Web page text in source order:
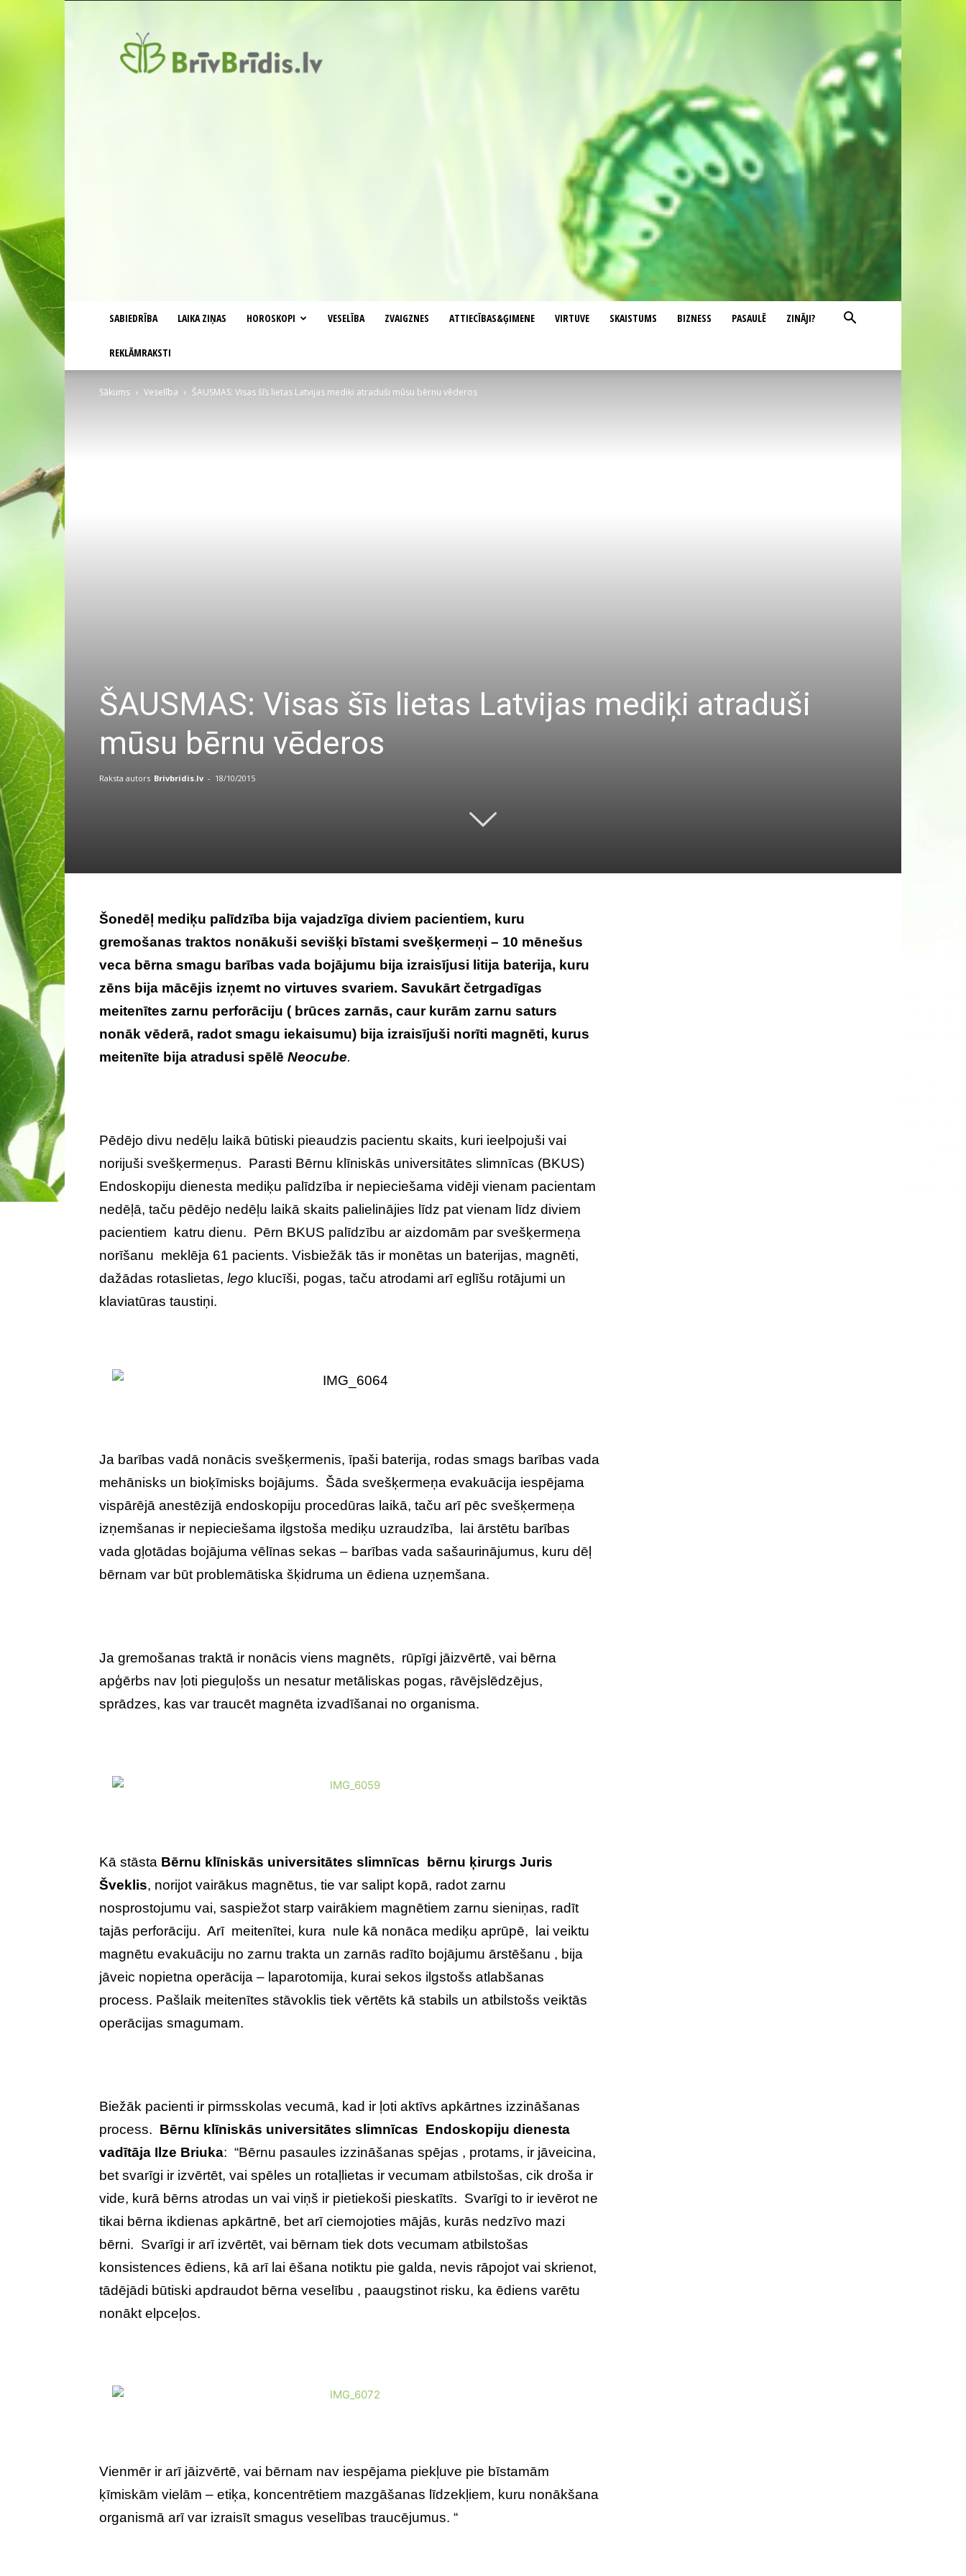
SABIEDRĪBA LAIKA ZIŅAS HOROSKOPI VESELĪBA ZVAIGZNES ATTIECĪBAS&ĢIMENE VIRTUVE SKAISTUMS BIZNESS PASAULĒ ZINĀJI?
REKLĀMRAKSTI
Sākums Veselība ŠAUSMAS: Visas šīs lietas Latvijas mediķi atraduši mūsu bērnu vēderos
ŠAUSMAS: Visas šīs lietas Latvijas mediķi atraduši
mūsu bērnu vēderos
Raksta autors Brivbridis.lv - 18/10/2015
Šonedēļ mediķu palīdzība bija vajadzīga diviem pacientiem, kuru
gremošanas traktos nonākuši sevišķi bīstami svešķermeņi – 10 mēnešus
veca bērna smagu barības vada bojājumu bija izraisījusi litija baterija, kuru
zēns bija mācējis izņemt no virtuves svariem. Savukārt četrgadīgas
meitenītes zarnu perforāciju ( brūces zarnās, caur kurām zarnu saturs
nonāk vēderā, radot smagu iekaisumu) bija izraisījuši norīti magnēti, kurus
meitenīte bija atradusi spēlē Neocube.
Pēdējo divu nedēļu laikā būtiski pieaudzis pacientu skaits, kuri ieelpojuši vai
norijuši svešķermeņus. Parasti Bērnu klīniskās universitātes slimnīcas (BKUS)
Endoskopiju dienesta mediķu palīdzība ir nepieciešama vidēji vienam pacientam
nedēļā, taču pēdējo nedēļu laikā skaits palielinājies līdz pat vienam līdz diviem
pacientiem katru dienu. Pērn BKUS palīdzību ar aizdomām par svešķermeņa
norīšanu meklēja 61 pacients. Visbiežāk tās ir monētas un baterijas, magnēti,
dažādas rotaslietas, lego klucīši, pogas, taču atrodami arī eglīšu rotājumi un
klaviatūras taustiņi.
Ja barības vadā nonācis svešķermenis, īpaši baterija, rodas smags barības vada
mehānisks un bioķīmisks bojājums. Šāda svešķermeņa evakuācija iespējama
vispārējā anestēzijā endoskopiju procedūras laikā, taču arī pēc svešķermeņa
izņemšanas ir nepieciešama ilgstoša mediķu uzraudzība, lai ārstētu barības
vada gļotādas bojājuma vēlīnas sekas – barības vada sašaurinājumus, kuru dēļ
bērnam var būt problemātiska šķidruma un ēdiena uzņemšana.
Ja gremošanas traktā ir nonācis viens magnēts, rūpīgi jāizvērtē, vai bērna
apģērbs nav ļoti pieguļošs un nesatur metāliskas pogas, rāvējslēdzējus,
sprādzes, kas var traucēt magnēta izvadīšanai no organisma.
Kā stāsta Bērnu klīniskās universitātes slimnīcas
bērnu ķirurgs Juris
Šveklis, norijot vairākus magnētus, tie var salipt kopā, radot zarnu
nosprostojumu vai, saspiežot starp vairākiem magnētiem zarnu sieniņas, radīt
tajās perforāciju. Arī meitenītei, kura nule kā nonāca mediķu aprūpē, lai veiktu
magnētu evakuāciju no zarnu trakta un zarnās radīto bojājumu ārstēšanu , bija
jāveic nopietna operācija – laparotomija, kurai sekos ilgstošs atlabšanas
process. Pašlaik meitenītes stāvoklis tiek vērtēts kā stabils un atbilstošs veiktās
operācijas smagumam.
Biežāk pacienti ir pirmsskolas vecumā, kad ir ļoti aktīvs apkārtnes izzināšanas
process. Bērnu klīniskās universitātes slimnīcas Endoskopiju dienesta
vadītāja Ilze Briuka: “Bērnu pasaules izzināšanas spējas , protams, ir jāveicina,
bet svarīgi ir izvērtēt, vai spēles un rotaļlietas ir vecumam atbilstošas, cik droša ir
vide, kurā bērns atrodas un vai viņš ir pietiekoši pieskatīts. Svarīgi to ir ievērot ne
tikai bērna ikdienas apkārtnē, bet arī ciemojoties mājās, kurās nedzīvo mazi
bērni. Svarīgi ir arī izvērtēt, vai bērnam tiek dots vecumam atbilstošas
konsistences ēdiens, kā arī lai ēšana notiktu pie galda, nevis rāpojot vai skrienot,
tādējādi būtiski apdraudot bērna veselību , paaugstinot risku, ka ēdiens varētu
nonākt elpceļos.
Vienmēr ir arī jāizvērtē, vai bērnam nav iespējama piekļuve pie bīstamām
ķīmiskām vielām – etiķa, koncentrētiem mazgāšanas līdzekļiem, kuru nonākšana
organismā arī var izraisīt smagus veselības traucējumus. “